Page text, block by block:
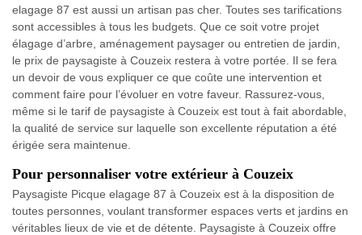
elagage 87 est aussi un artisan pas cher. Toutes ses tarifications
sont accessibles à tous les budgets. Que ce soit votre projet
élagage d’arbre, aménagement paysager ou entretien de jardin,
le prix de paysagiste à Couzeix restera à votre portée. Il se fera
un devoir de vous expliquer ce que coûte une intervention et
comment faire pour l’évoluer en votre faveur. Rassurez-vous,
même si le tarif de paysagiste à Couzeix est tout à fait abordable,
la qualité de service sur laquelle son excellente réputation a été
érigée sera maintenue.
Pour personnaliser votre extérieur à Couzeix
Paysagiste Picque elagage 87 à Couzeix est à la disposition de
toutes personnes, voulant transformer espaces verts et jardins en
véritables lieux de vie et de détente. Paysagiste à Couzeix offre